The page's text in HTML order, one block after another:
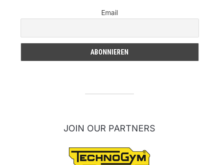
Email
JOIN OUR PARTNERS